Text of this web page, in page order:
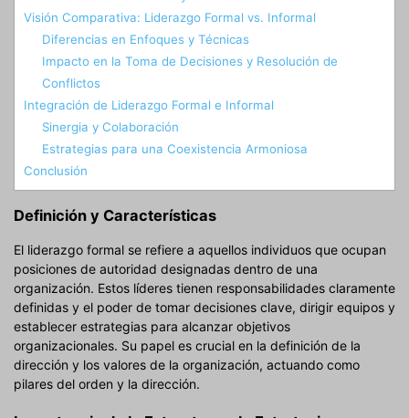
Visión Comparativa: Liderazgo Formal vs. Informal
Diferencias en Enfoques y Técnicas
Impacto en la Toma de Decisiones y Resolución de
Conflictos
Integración de Liderazgo Formal e Informal
Sinergia y Colaboración
Estrategias para una Coexistencia Armoniosa
Conclusión
Definición y Características
El liderazgo formal se refiere a aquellos individuos que ocupan
posiciones de autoridad designadas dentro de una
organización. Estos líderes tienen responsabilidades claramente
definidas y el poder de tomar decisiones clave, dirigir equipos y
establecer estrategias para alcanzar objetivos
organizacionales. Su papel es crucial en la definición de la
dirección y los valores de la organización, actuando como
pilares del orden y la dirección.